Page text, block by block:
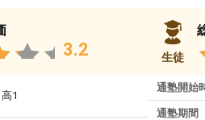
3.2
高1
生徒
通塾開始
通塾期間